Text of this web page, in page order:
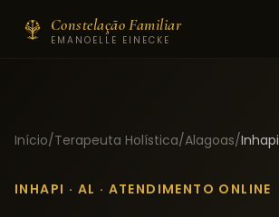
Constelação Familiar
EMANOELLE EINECKE
Início/Terapeuta Holística/Alagoas/Inhapi
INHAPI · AL · ATENDIMENTO ONLINE